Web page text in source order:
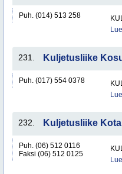
Puh. (014) 513 258
231. Kuljetusliike
Puh. (017) 554 0378
232. Kuljetusliike
Puh. (06) 512 0116
Faksi (06) 512 0125